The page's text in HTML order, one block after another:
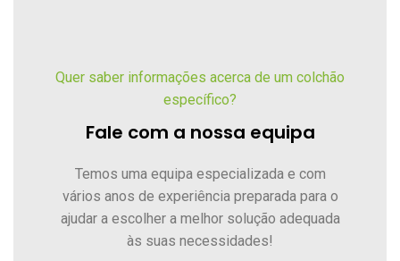
Quer saber informações acerca de um colchão
específico?
Fale com a nossa equipa
Temos uma equipa especializada e com
vários anos de experiência preparada para o
ajudar a escolher a melhor solução adequada
às suas necessidades!